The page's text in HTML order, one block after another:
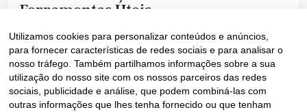
Ferramentas Úteis
Converter Texto Maisúscula +
Editor de Texto WhatsApp
Gerador de Link e QR Code WhatsApp
Utilizamos cookies para personalizar conteúdos e anúncios,
para fornecer características de redes sociais e para analisar o
nosso tráfego. Também partilhamos informações sobre a sua
utilização do nosso site com os nossos parceiros das redes
sociais, publicidade e análise, que podem combiná-las com
outras informações que lhes tenha fornecido ou que tenham